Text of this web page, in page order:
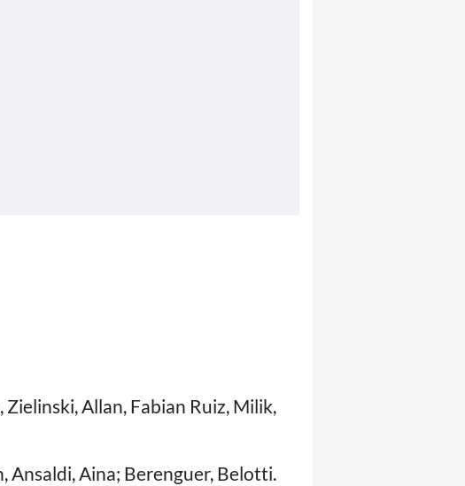
Allan, Fabian Ruiz, Milik,
Ansaldi, Aina; Berenguer, Belotti.